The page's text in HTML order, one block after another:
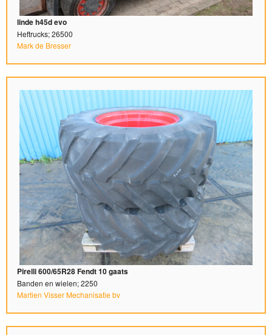
linde h45d evo
Heftrucks; 26500
Mark de Bresser
Pirelli 600/65R28 Fendt 10 gaats
Banden en wielen; 2250
Martien Visser Mechanisatie bv